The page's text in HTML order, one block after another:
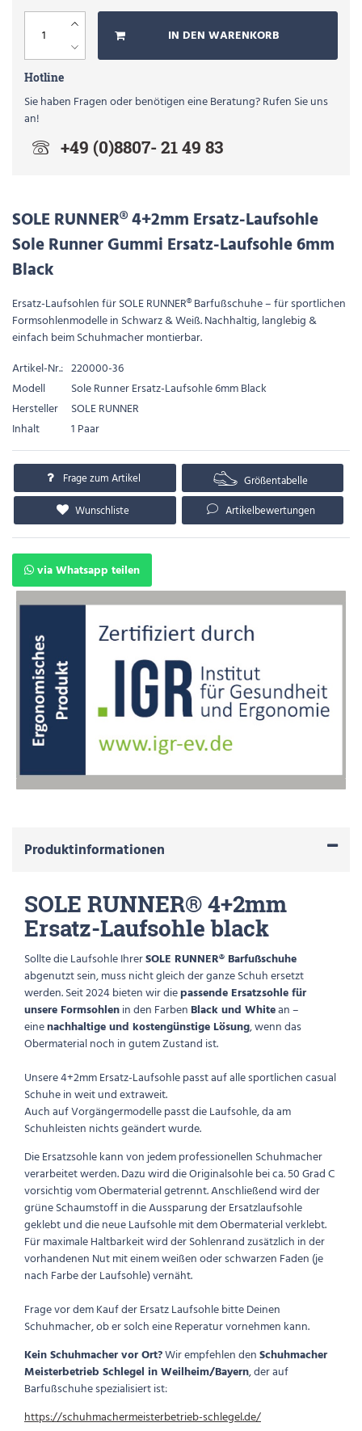
IN DEN WARENKORB
Hotline
Sie haben Fragen oder benötigen eine Beratung? Rufen Sie uns
an!
+49 (0)8807- 21 49 83
SOLE RUNNER® 4+2mm Ersatz-Laufsohle
Sole Runner Gummi Ersatz-Laufsohle 6mm
Black
Ersatz-Laufsohlen für SOLE RUNNER® Barfußschuhe – für sportlichen
Formsohlenmodelle in Schwarz & Weiß. Nachhaltig, langlebig &
einfach beim Schuhmacher montierbar.
Artikel-Nr.: 220000-36
Modell
Sole Runner Ersatz-Laufsohle 6mm Black
Hersteller
SOLE RUNNER
Inhalt
1 Paar
Frage zum Artikel
Größentabelle
Wunschliste
Artikelbewertungen
via Whatsapp teilen
Produktinformationen
SOLE RUNNER® 4+2mm
Ersatz-Laufsohle black
Sollte die Laufsohle IhrerSOLE RUNNER® Barfußschuhe
abgenutzt sein, muss nicht gleich der ganze Schuh ersetzt
werden. Seit 2024 bieten wir diepassende Ersatzsohle für
unsere Formsohlenin den Farben Black und Whitean –
einenachhaltige und kostengünstige Lösung, wenn das
Obermaterial noch in gutem Zustand ist.
Unsere 4+2mm Ersatz-Laufsohle passt auf alle sportlichen casual
Schuhe in weit und extraweit.
Auch auf Vorgängermodelle passt die Laufsohle, da am
Schuhleisten nichts geändert wurde.
Die Ersatzsohle kann von jedem professionellen Schuhmacher
verarbeitet werden. Dazu wird die Originalsohle bei ca. 50 Grad C
vorsichtig vom Obermaterial getrennt. Anschließend wird der
grüne Schaumstoff in die Aussparung der Ersatzlaufsohle
geklebt und die neue Laufsohle mit dem Obermaterial verklebt.
Für maximale Haltbarkeit wird der Sohlenrand zusätzlich in der
vorhandenen Nut mit einem weißen oder schwarzen Faden (je
nach Farbe der Laufsohle) vernäht.
Frage vor dem Kauf der Ersatz Laufsohle bitte Deinen
Schuhmacher, ob er solch eine Reperatur vornehmen kann.
Kein Schuhmacher vor Ort?Wir empfehlen denSchuhmacher
Meisterbetrieb Schlegel in Weilheim/Bayern, der auf
Barfußschuhe spezialisiert ist:
https://schuhmachermeisterbetrieb-schlegel.de/